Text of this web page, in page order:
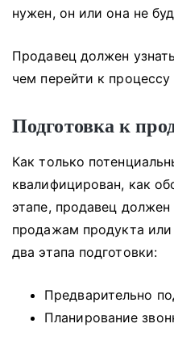
нужен, он или она не
Продавец должен
чем перейти к
Подготовка к
Как только
квалифицирован, как
этапе, продавец должен
продажам продукта или
два этапа подготовки:
Предварительно
Планирование